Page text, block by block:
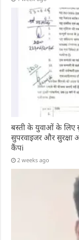
बस्ती के युवाओं के लिए
सुपरवाइजर और सुरक्षा
कैंपi
2 weeks ago